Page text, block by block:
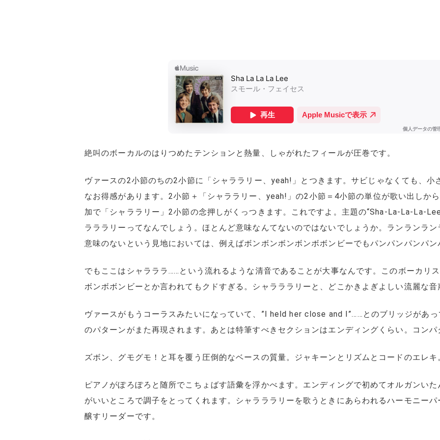
絶叫のボーカルのはりつめたテンションと熱量、しゃがれたフィールが圧巻です。
ヴァースの2小節のちの2小節に「シャララリー、yeah!」とつきます。サビじゃなくても、小
なお得感があります。2小節＋「シャララリー、yeah!」の2小節＝4小節の単位が歌い出しか
加で「シャララリー」2小節の念押しがくっつきます。これですよ。主題の“Sha-La-La-La-
ラララリーってなんでしょう。ほとんど意味なんてないのではないでしょうか。ランランラ
意味のないという見地においては、例えばボンボンボンボンボボンビーでもパンパンパンパ
でもここはシャラララ……という流れるような清音であることが大事なんです。このボーカリ
ボンボボンビーとか言われてもクドすぎる。シャラララリーと、どこかきよぎよしい流麗な
ヴァースがもうコーラスみたいになっていて、”I held her close and I”……とのブリッジがあ
のパターンがまた再現されます。あとは特筆すべきセクションはエンディングくらい。コン
ズボン、グモグモ！と耳を覆う圧倒的なベースの質量。ジャキーンとリズムとコードのエレキ
ピアノがぽろぽろと随所でこちょばす語彙を浮かべます。エンディングで初めてオルガンい
がいいところで調子をとってくれます。シャラララリーを歌うときにあらわれるハーモニー
醸すリーダーです。